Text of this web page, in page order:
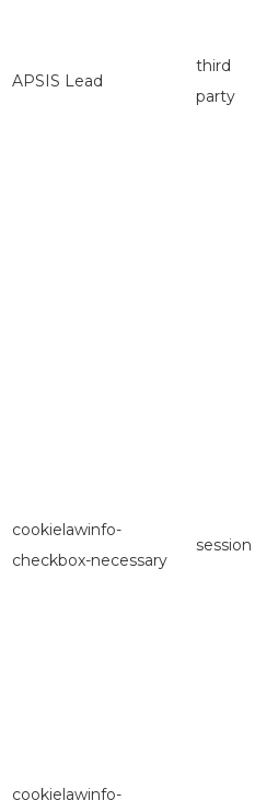
APSIS Lead
third
party
cookielawinfo-
checkbox-necessary
session
cookielawinfo-